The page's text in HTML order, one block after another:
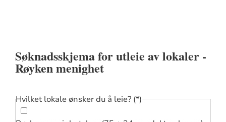
Søknadsskjema for utleie av lokaler -
Røyken menighet
Hvilket lokale ønsker du å leie?